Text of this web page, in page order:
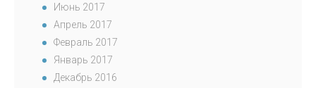
Июнь 2017
Апрель 2017
Февраль 2017
Январь 2017
Декабрь 2016